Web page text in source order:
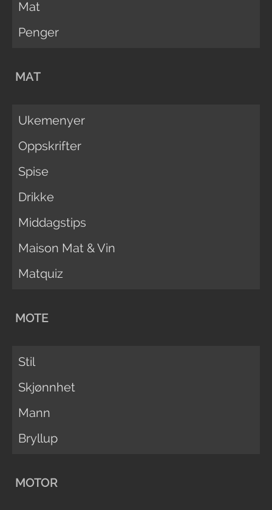
Mat
Penger
MAT
Ukemenyer
Oppskrifter
Spise
Drikke
Middagstips
Maison Mat & Vin
Matquiz
MOTE
Stil
Skjønnhet
Mann
Bryllup
MOTOR